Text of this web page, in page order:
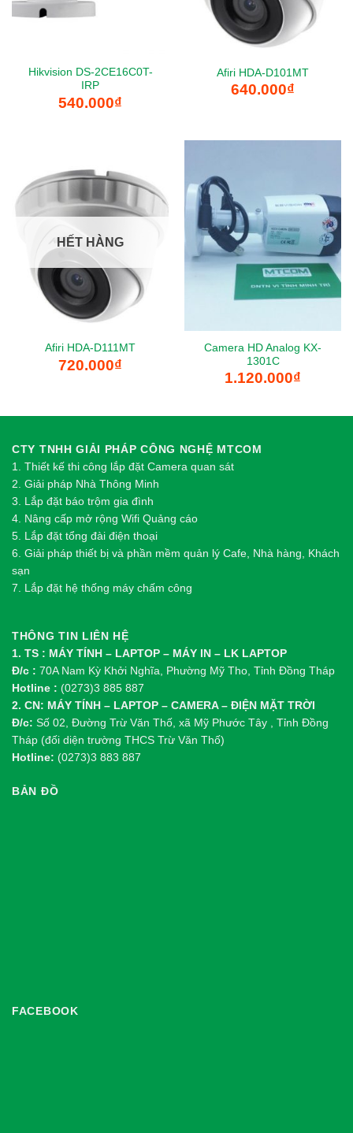
Hikvision DS-2CE16C0T-
IRP
540.000₫
Afiri HDA-D101MT
640.000₫
HẾT HÀNG
Afiri HDA-D111MT
720.000₫
Camera HD Analog KX-
1301C
1.120.000₫
CTY TNHH GIẢI PHÁP CÔNG NGHỆ MTCOM
1. Thiết kế thi công lắp đặt Camera quan sát
2. Giải pháp Nhà Thông Minh
3. Lắp đặt báo trộm gia đình
4. Nâng cấp mở rộng Wifi Quảng cáo
5. Lắp đặt tổng đài điện thoại
6. Giải pháp thiết bị và phần mềm quản lý Cafe, Nhà hàng, Khách
sạn
7. Lắp đặt hệ thống máy chấm công
THÔNG TIN LIÊN HỆ
1. TS : MÁY TÍNH – LAPTOP – MÁY IN – LK LAPTOP
Đ/c : 70A Nam Kỳ Khởi Nghĩa, Phường Mỹ Tho, Tỉnh Đồng Tháp
Hotline : (0273)3 885 887
2. CN: MÁY TÍNH – LAPTOP – CAMERA – ĐIỆN MẶT TRỜI
Đ/c: Số 02, Đường Trừ Văn Thố, xã Mỹ Phước Tây , Tỉnh Đồng
Tháp (đối diện trường THCS Trừ Văn Thố)
Hotline: (0273)3 883 887
BẢN ĐỒ
FACEBOOK